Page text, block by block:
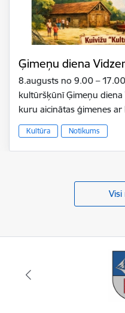
Ģimeņu diena
8.augusts no 9.00 –
kultūršķūnī Ģimeņu
kuru aicinātas ģimenes
Kultūra Notikums